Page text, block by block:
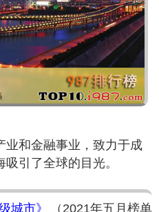
业和金融事业，致力于成
引了全球的目光。
城市》
（2021年五月榜单